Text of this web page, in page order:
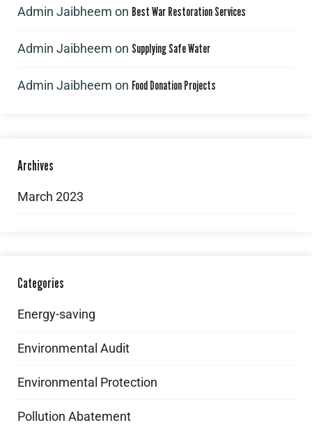
Admin Jaibheem on Best War Restoration Services
Admin Jaibheem on Supplying Safe Water
Admin Jaibheem on Food Donation Projects
Archives
March 2023
Categories
Energy-saving
Environmental Audit
Environmental Protection
Pollution Abatement